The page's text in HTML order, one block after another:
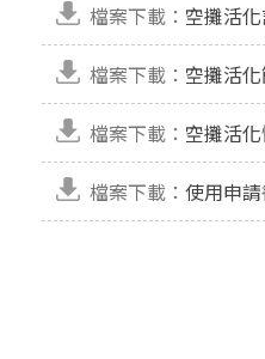
檔案下載： 空攤活
檔案下載： 空攤活
檔案下載： 空攤活
檔案下載： 使用申